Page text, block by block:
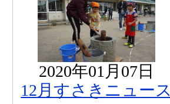
2020年01月07日
12月すさきニュース